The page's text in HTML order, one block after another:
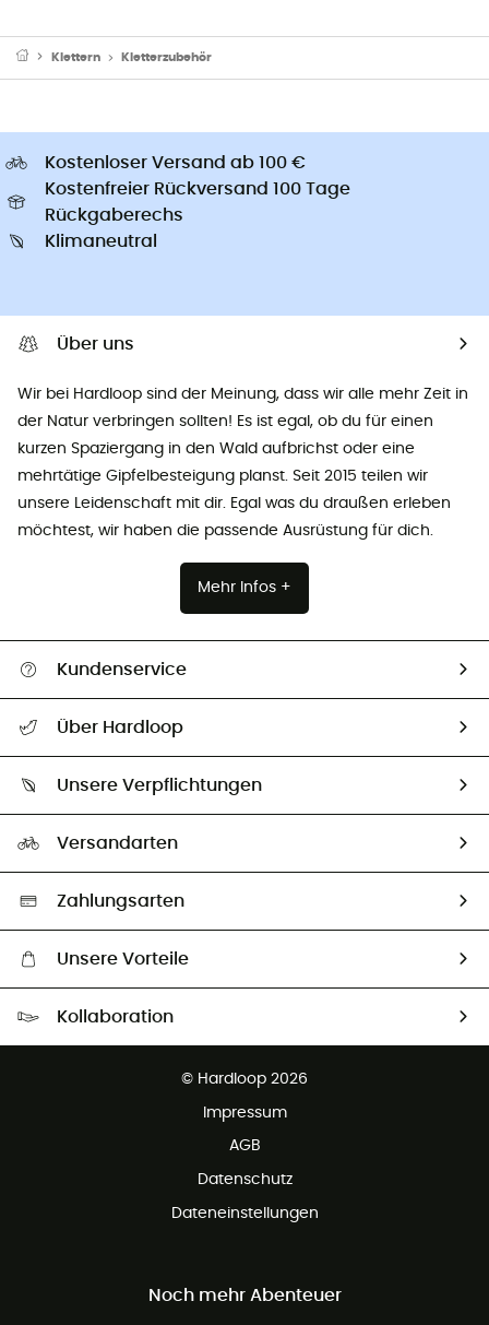
Klettern Kletterzubehör
Kostenloser Versand ab 100 €
Kostenfreier Rückversand 100 Tage
Rückgaberechs
Klimaneutral
Über uns
Wir bei Hardloop sind der Meinung, dass wir alle mehr Zeit in
der Natur verbringen sollten! Es ist egal, ob du für einen
kurzen Spaziergang in den Wald aufbrichst oder eine
mehrtätige Gipfelbesteigung planst. Seit 2015 teilen wir
unsere Leidenschaft mit dir. Egal was du draußen erleben
möchtest, wir haben die passende Ausrüstung für dich.
Mehr Infos +
Kundenservice
Größentabelle
Vertrag widerrufen
Über Hardloop
Unsere Botschafter
Unsere Verpflichtungen
Auswahl an nachhaltigen Produkten
Versandarten
Zahlungsarten
Unsere Vorteile
Kollaboration
© Hardloop 2026
Impressum
AGB
Datenschutz
Dateneinstellungen
Noch mehr Abenteuer